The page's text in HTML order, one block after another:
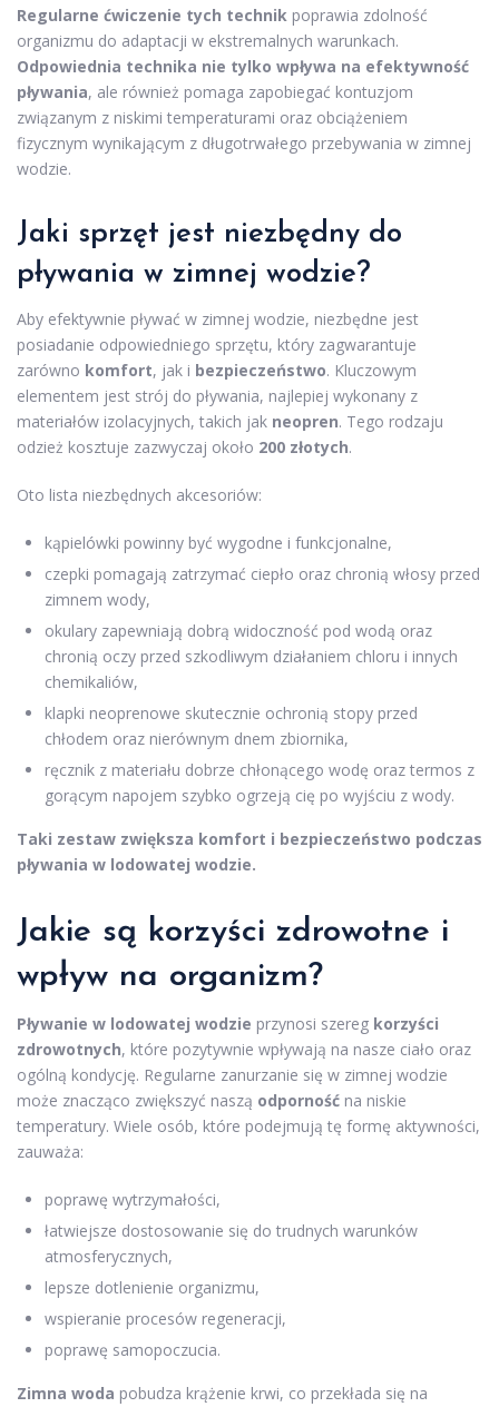
Regularne ćwiczenie tych technik poprawia zdolność
organizmu do adaptacji w ekstremalnych warunkach.
Odpowiednia technika nie tylko wpływa na efektywność
pływania, ale również pomaga zapobiegać kontuzjom
związanym z niskimi temperaturami oraz obciążeniem
fizycznym wynikającym z długotrwałego przebywania w zimnej
wodzie.
Jaki sprzęt jest niezbędny do
pływania w zimnej wodzie?
Aby efektywnie pływać w zimnej wodzie, niezbędne jest
posiadanie odpowiedniego sprzętu, który zagwarantuje
zarówno komfort, jak i bezpieczeństwo. Kluczowym
elementem jest strój do pływania, najlepiej wykonany z
materiałów izolacyjnych, takich jak neopren. Tego rodzaju
odzież kosztuje zazwyczaj około 200 złotych.
Oto lista niezbędnych akcesoriów:
kąpielówki powinny być wygodne i funkcjonalne,
czepki pomagają zatrzymać ciepło oraz chronią włosy przed
zimnem wody,
okulary zapewniają dobrą widoczność pod wodą oraz
chronią oczy przed szkodliwym działaniem chloru i innych
chemikaliów,
klapki neoprenowe skutecznie ochronią stopy przed
chłodem oraz nierównym dnem zbiornika,
ręcznik z materiału dobrze chłonącego wodę oraz termos z
gorącym napojem szybko ogrzeją cię po wyjściu z wody.
Taki zestaw zwiększa komfort i bezpieczeństwo podczas
pływania w lodowatej wodzie.
Jakie są korzyści zdrowotne i
wpływ na organizm?
Pływanie w lodowatej wodzie przynosi szereg korzyści
zdrowotnych, które pozytywnie wpływają na nasze ciało oraz
ogólną kondycję. Regularne zanurzanie się w zimnej wodzie
może znacząco zwiększyć naszą odporność na niskie
temperatury. Wiele osób, które podejmują tę formę aktywności,
zauważa:
poprawę wytrzymałości,
łatwiejsze dostosowanie się do trudnych warunków
atmosferycznych,
lepsze dotlenienie organizmu,
wspieranie procesów regeneracji,
poprawę samopoczucia.
Zimna woda pobudza krążenie krwi, co przekłada się na